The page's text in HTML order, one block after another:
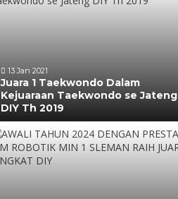
13 Jan 2021
Juara 1 Taekwondo Dalam
Kejuaraan Taekwondo se Jateng
DIY Th 2019